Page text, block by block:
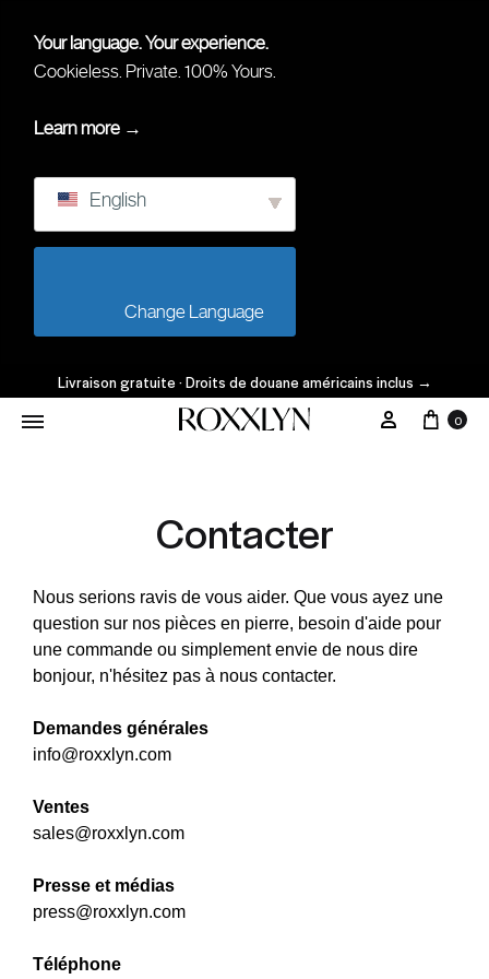
Your language. Your experience.
Cookieless. Private. 100% Yours.
Learn more →
English
Livraison gratuite · Droits de douane américains inclus →
0
Contacter
Nous serions ravis de vous aider. Que vous ayez une
question sur nos pièces en pierre, besoin d'aide pour
une commande ou simplement envie de nous dire
bonjour, n'hésitez pas à nous contacter.
Demandes générales
info@roxxlyn.com
Ventes
sales@roxxlyn.com
Presse et médias
press@roxxlyn.com
Téléphone